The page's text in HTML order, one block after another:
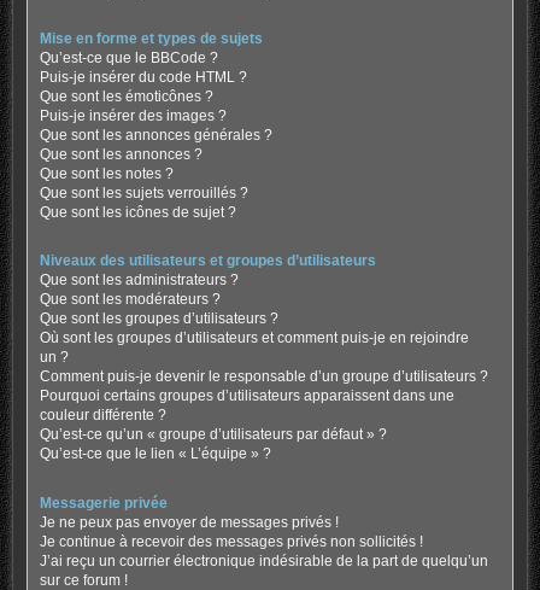
Mise en forme et types de sujets
Qu’est-ce que le BBCode ?
Puis-je insérer du code HTML ?
Que sont les émoticônes ?
Puis-je insérer des images ?
Que sont les annonces générales ?
Que sont les annonces ?
Que sont les notes ?
Que sont les sujets verrouillés ?
Que sont les icônes de sujet ?
Niveaux des utilisateurs et groupes d’utilisateurs
Que sont les administrateurs ?
Que sont les modérateurs ?
Que sont les groupes d’utilisateurs ?
Où sont les groupes d’utilisateurs et comment puis-je en rejoindre
un ?
Comment puis-je devenir le responsable d’un groupe d’utilisateurs ?
Pourquoi certains groupes d’utilisateurs apparaissent dans une
couleur différente ?
Qu’est-ce qu’un « groupe d’utilisateurs par défaut » ?
Qu’est-ce que le lien « L’équipe » ?
Messagerie privée
Je ne peux pas envoyer de messages privés !
Je continue à recevoir des messages privés non sollicités !
J’ai reçu un courrier électronique indésirable de la part de quelqu’un
sur ce forum !